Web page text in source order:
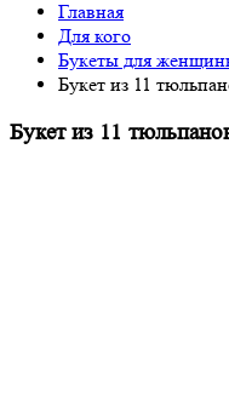
Главная
Для кого
Букеты для
Букет из 11
Букет из 11